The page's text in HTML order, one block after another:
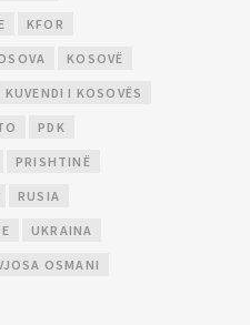
KFOR
KOSOVË
KUVENDI I KOSOVËS
PDK
PRISHTINË
RUSIA
UKRAINA
OSMANI